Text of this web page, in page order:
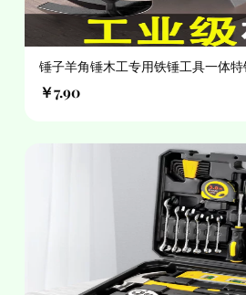
锤子羊角锤木工专用铁锤工具一体
锤榔头
￥7.90